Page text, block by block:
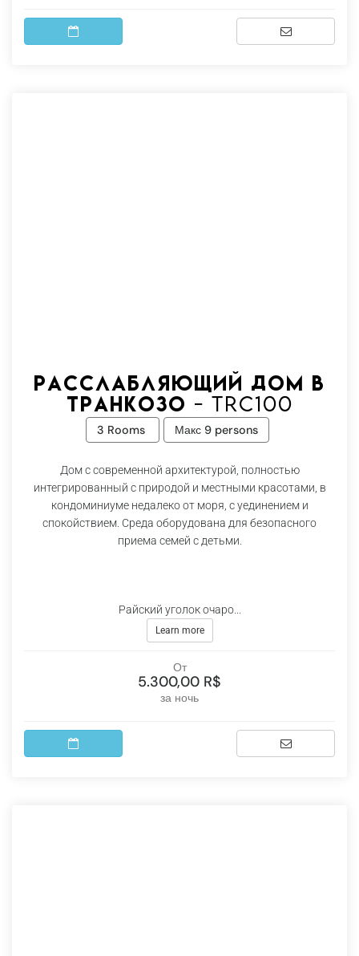
Расслабляющий дом в
Транкозо - Trc100
3 Rooms Макс 9 persons
Дом с современной архитектурой, полностью
интегрированный с природой и местными красотами, в
кондоминиуме недалеко от моря, с уединением и
спокойствием. Среда оборудована для безопасного
приема семей с детьми.
Райский уголок очаро...
Learn more
От
5.300,00 R$
за ночь